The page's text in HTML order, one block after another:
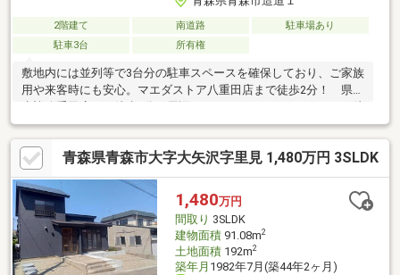
2階建て 南道路
駐車場あり
駐車3台
所有権
敷地内には並列等で3台分の駐車スペースを確保しており、ご家族
用や来客時にも安心。マエダストア八重田店まで徒歩2分！ 県民
歩圏内に揃い、買い物便利な立地です。リフォームが完成してお
りますので、ピカピカの新品で新生活をスタートしていただけま
す！12帖の広々とした寝室は、お子様が小さいうちは家族みんな
の寝室として大活躍。お子様が成長してからは、それぞれのプラ
イベート空間を大切にできる、ライフステージの変化に寄り添う
間取りです。さらに、2階からは美しい海が見渡せるため、日常の
中で穏やかな景色を心ゆくまで堪能できます。
青森県青森市大字大矢沢字里見 1,480万円 3SLDK
1,480万円
間取り 3SLDK
建物面積91.08m2
土地面積192m2
築年月 1982年7月(築44年2ヶ月)